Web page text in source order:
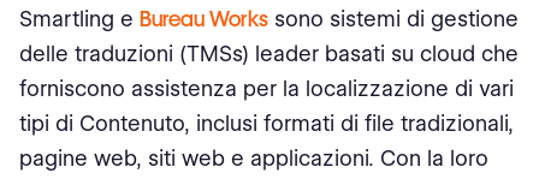
Capacità di integrazione:
Reportistica e analisi:
Cosa Considerare Prima di Scegliere una Piattaforma di
Localizzazione
Smartling e Bureau Works sono sistemi di gestione
delle traduzioni (TMSs) leader basati su cloud che
forniscono assistenza per la localizzazione di vari
tipi di Contenuto, inclusi formati di file tradizionali,
pagine web, siti web e applicazioni. Con la loro